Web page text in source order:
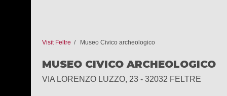
Visit Feltre Museo Civico archeologico
MUSEO CIVICO ARCHEOLOGICO
VIA LORENZO LUZZO, 23 - 32032 FELTRE